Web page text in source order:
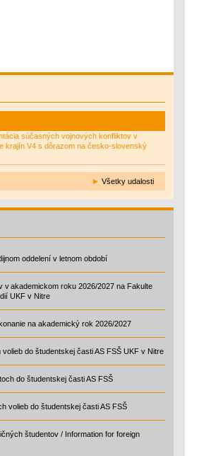
súčasných vojnových konfliktov v
krajín V4 s dôrazom na česko-slovenský
► Všetky udalosti
oddelení v letnom období
v akademickom roku 2026/2027 na Fakulte
UKF v Nitre
na akademický rok 2026/2027
do študentskej časti AS FSŠ UKF v Nitre
do študentskej časti AS FSŠ
volieb do študentskej časti AS FSŠ
študentov / Information for foreign